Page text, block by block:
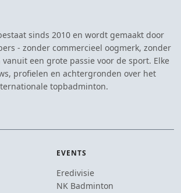
sinds 2010 en wordt gemaakt door
- zonder commercieel oogmerk, zonder
vanuit een grote passie voor de sport. Elke
profielen en achtergronden over het
topbadminton.
EVENTS
Eredivisie
NK Badminton